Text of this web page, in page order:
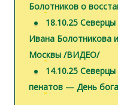
Болотников о
18.10.25
Ивана Болотникова
Москвы /ВИДЕО/
14.10.25
пенатов — День